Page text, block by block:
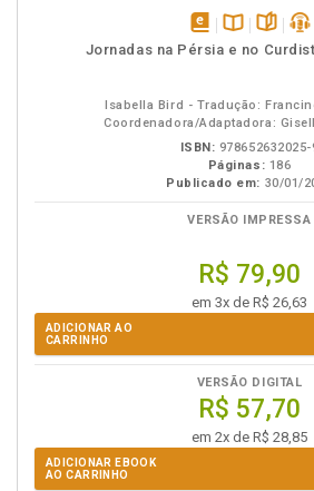
disponívelDisponível
páginas
Jornadas na Pérsia e no
Isabella Bird - Tradução:
Coordenadora/Adaptadora:
ISBN: 978652632025-
Páginas: 186
Publicado em: 30/01/
VERSÃO IMPRESSA
R$ 79,90
em 3x de R$ 26,63
ADICIONAR AO
CARRINHO
VERSÃO DIGITAL
R$ 57,70
em 2x de R$ 28,85
ADICIONAR EBOOK
AO CARRINHO